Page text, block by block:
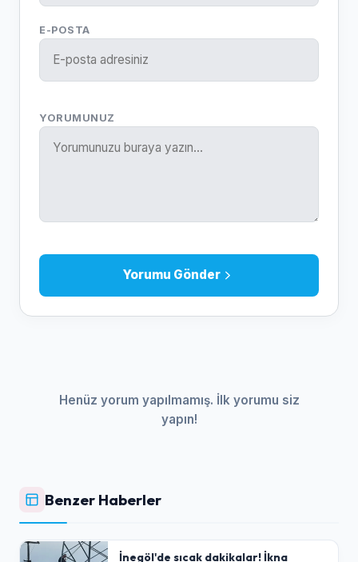
E-POSTA
YORUMUNUZ
Yorumu Gönder
Henüz yorum yapılmamış. İlk yorumu siz
yapın!
Benzer Haberler
İnegöl'de sıcak dakikalar! İkna